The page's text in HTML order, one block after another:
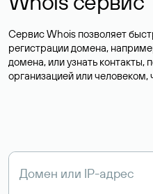
Сервис Whois позволяет
регистрации домена,
домена, или узнать
организацией или